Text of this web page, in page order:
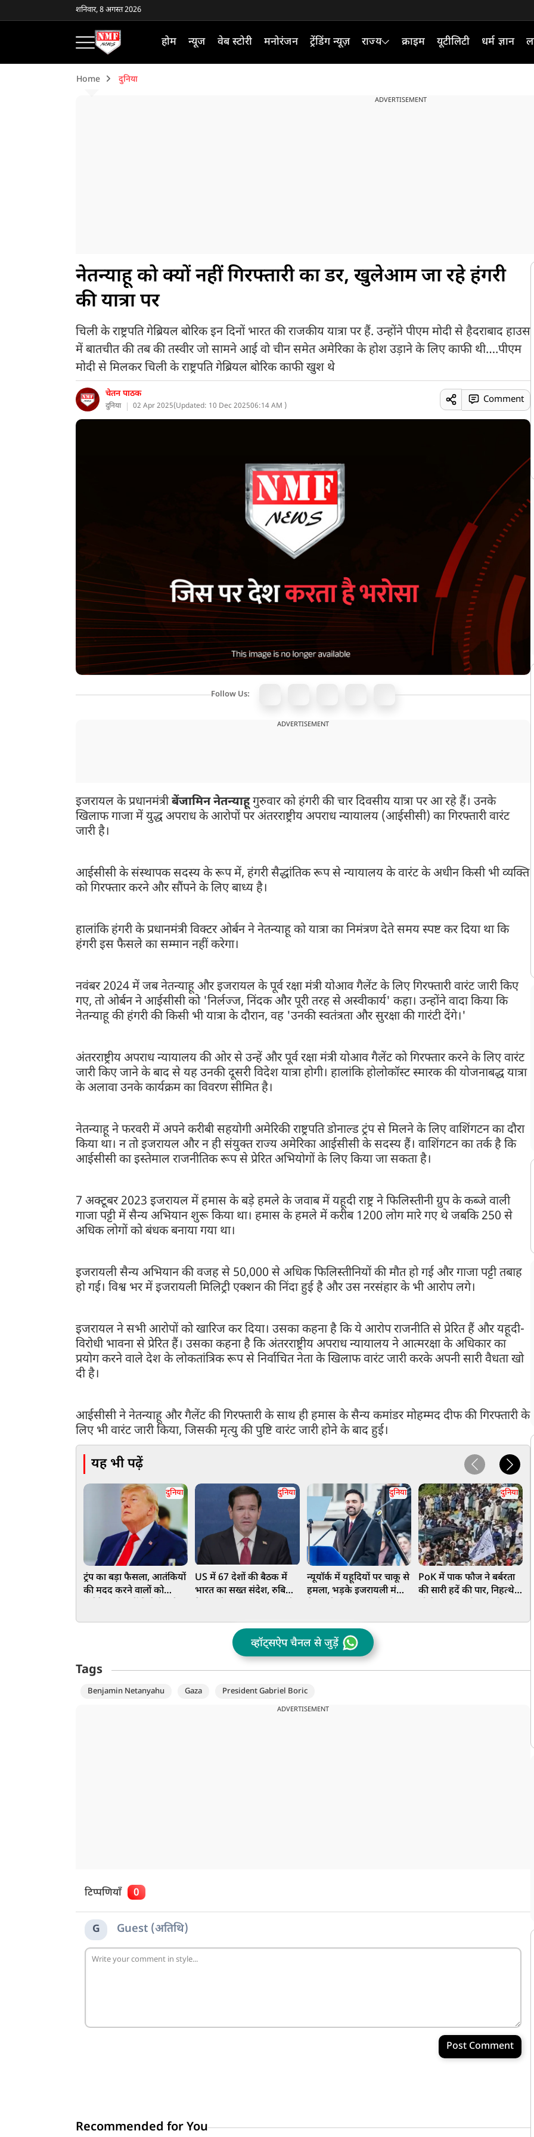
शनिवार, 8 अगस्त 2026
होम न्यूज वेब स्टोरी मनोरंजन ट्रेंडिंग न्यूज़ राज्य क्राइम यूटीलिटी धर्म ज्ञान
Home दुनिया
ADVERTISEMENT
नेतन्याहू को क्यों नहीं गिरफ्तारी का डर, खुलेआम जा रहे हंगरी
की यात्रा पर
चिली के राष्ट्रपति गेब्रियल बोरिक इन दिनों भारत की राजकीय यात्रा पर हैं. उन्होंने पीएम मोदी से हैदराबाद हाउस
में बातचीत की तब की तस्वीर जो सामने आई वो चीन समेत अमेरिका के होश उड़ाने के लिए काफी थी….पीएम
मोदी से मिलकर चिली के राष्ट्रपति गेब्रियल बोरिक काफी खुश थे
चेतन पाठक
दुनिया 02 Apr 2025(Updated: 10 Dec 202506:14 AM )
Comment
Follow Us:
ADVERTISEMENT
इजरायल के प्रधानमंत्रीबेंजामिन नेतन्याहूगुरुवार को हंगरी की चार दिवसीय यात्रा पर आ रहे हैं। उनके
खिलाफ गाजा में युद्ध अपराध के आरोपों पर अंतरराष्ट्रीय अपराध न्यायालय (आईसीसी) का गिरफ्तारी वारंट
जारी है।
आईसीसी के संस्थापक सदस्य के रूप में, हंगरी सैद्धांतिक रूप से न्यायालय के वारंट के अधीन किसी भी व्यक्ति
को गिरफ्तार करने और सौंपने के लिए बाध्य है।
हालांकि हंगरी के प्रधानमंत्री विक्टर ओर्बन ने नेतन्याहू को यात्रा का निमंत्रण देते समय स्पष्ट कर दिया था कि
हंगरी इस फैसले का सम्मान नहीं करेगा।
नवंबर 2024 में जब नेतन्याहू और इजरायल के पूर्व रक्षा मंत्री योआव गैलेंट के लिए गिरफ्तारी वारंट जारी किए
गए, तो ओर्बन ने आईसीसी को 'निर्लज्ज, निंदक और पूरी तरह से अस्वीकार्य' कहा। उन्होंने वादा किया कि
नेतन्याहू की हंगरी की किसी भी यात्रा के दौरान, वह 'उनकी स्वतंत्रता और सुरक्षा की गारंटी देंगे।'
अंतरराष्ट्रीय अपराध न्यायालय की ओर से उन्हें और पूर्व रक्षा मंत्री योआव गैलेंट को गिरफ्तार करने के लिए वारंट
जारी किए जाने के बाद से यह उनकी दूसरी विदेश यात्रा होगी। हालांकि होलोकॉस्ट स्मारक की योजनाबद्ध यात्रा
के अलावा उनके कार्यक्रम का विवरण सीमित है।
नेतन्याहू ने फरवरी में अपने करीबी सहयोगी अमेरिकी राष्ट्रपति डोनाल्ड ट्रंप से मिलने के लिए वाशिंगटन का दौरा
किया था। न तो इजरायल और न ही संयुक्त राज्य अमेरिका आईसीसी के सदस्य हैं। वाशिंगटन का तर्क है कि
आईसीसी का इस्तेमाल राजनीतिक रूप से प्रेरित अभियोगों के लिए किया जा सकता है।
7 अक्टूबर 2023 इजरायल में हमास के बड़े हमले के जवाब में यहूदी राष्ट्र ने फिलिस्तीनी ग्रुप के कब्जे वाली
गाजा पट्टी में सैन्य अभियान शुरू किया था। हमास के हमले में करीब 1200 लोग मारे गए थे जबकि 250 से
अधिक लोगों को बंधक बनाया गया था।
इजरायली सैन्य अभियान की वजह से 50,000 से अधिक फिलिस्तीनियों की मौत हो गई और गाजा पट्टी तबाह
हो गई। विश्व भर में इजरायली मिलिट्री एक्शन की निंदा हुई है और उस नरसंहार के भी आरोप लगे।
इजरायल ने सभी आरोपों को खारिज कर दिया। उसका कहना है कि ये आरोप राजनीति से प्रेरित हैं और यहूदी-
विरोधी भावना से प्रेरित हैं। उसका कहना है कि अंतरराष्ट्रीय अपराध न्यायालय ने आत्मरक्षा के अधिकार का
प्रयोग करने वाले देश के लोकतांत्रिक रूप से निर्वाचित नेता के खिलाफ वारंट जारी करके अपनी सारी वैधता खो
दी है।
आईसीसी ने नेतन्याहू और गैलेंट की गिरफ्तारी के साथ ही हमास के सैन्य कमांडर मोहम्मद दीफ की गिरफ्तारी के
लिए भी वारंट जारी किया, जिसकी मृत्यु की पुष्टि वारंट जारी होने के बाद हुई।
यह भी पढ़ें
दुनिया
ट्रंप का बड़ा फैसला, आतंकियों
की मदद करने वालों को
दुनिया
US में 67 देशों की बैठक में
भारत का सख्त संदेश, रुबियो
जाएगा पाकिस्तान
दुनिया
न्यूयॉर्क में यहूदियों पर चाकू से
हमला, भड़के इजरायली मंत्री,
दुनिया
PoK में पाक फौज ने बर्बरता
की सारी हदें की पार, निहत्थे
व्हॉट्सऐप चैनल से जुड़ें
Tags
Benjamin Netanyahu Gaza President Gabriel Boric
ADVERTISEMENT
टिप्पणियाँ 0
G Guest (अतिथि)
Post Comment
Recommended for You